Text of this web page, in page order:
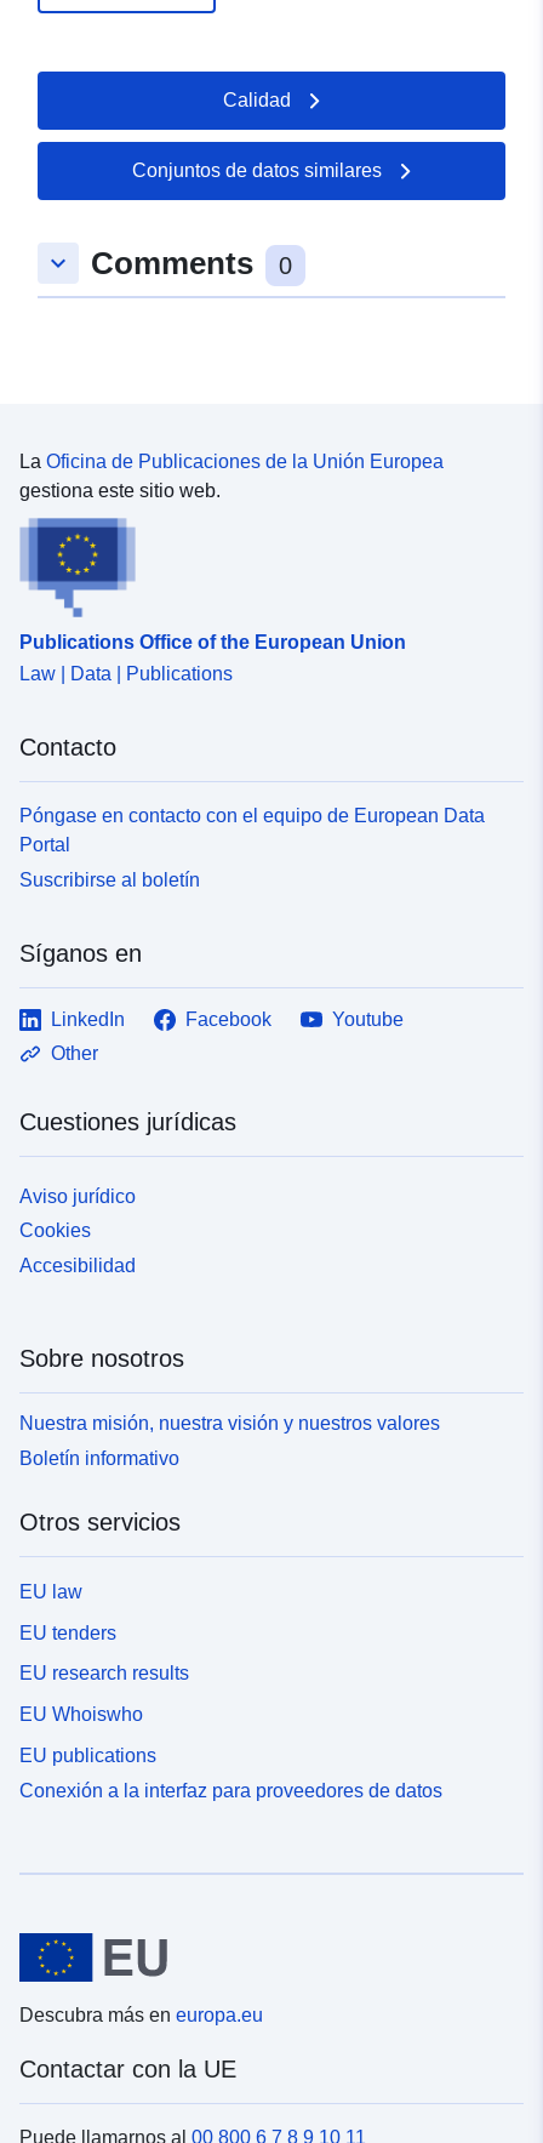
Calidad
Conjuntos de datos similares
keyboard_arrow_down Comments 0
La Oficina de Publicaciones de la Unión Europea
gestiona este sitio web.
Publications Office of the European Union
Law | Data | Publications
Contacto
Póngase en contacto con el equipo de European Data
Portal
Suscribirse al boletín
Síganos en
LinkedIn Facebook
Youtube
Other
Cuestiones jurídicas
Aviso jurídico
Cookies
Accesibilidad
Sobre nosotros
Nuestra misión, nuestra visión y nuestros valores
Boletín informativo
Otros servicios
EU law
EU tenders
EU research results
EU Whoiswho
EU publications
Conexión a la interfaz para proveedores de datos
Descubra más en europa.eu
Contactar con la UE
Puede llamarnos al 00 800 6 7 8 9 10 11